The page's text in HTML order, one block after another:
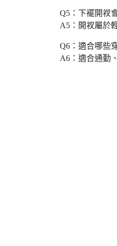
Q5：下襬開衩
A5：開衩屬於
Q6：適合哪些
A6：適合通勤